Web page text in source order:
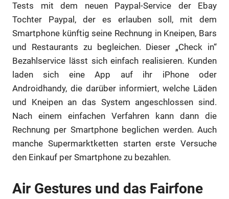
Tests mit dem neuen Paypal-Service der Ebay
Tochter Paypal, der es erlauben soll, mit dem
Smartphone künftig seine Rechnung in Kneipen, Bars
und Restaurants zu begleichen. Dieser „Check in“
Bezahlservice lässt sich einfach realisieren. Kunden
laden sich eine App auf ihr iPhone oder
Androidhandy, die darüber informiert, welche Läden
und Kneipen an das System angeschlossen sind.
Nach einem einfachen Verfahren kann dann die
Rechnung per Smartphone beglichen werden. Auch
manche Supermarktketten starten erste Versuche
den Einkauf per Smartphone zu bezahlen.
Air Gestures und das Fairfone